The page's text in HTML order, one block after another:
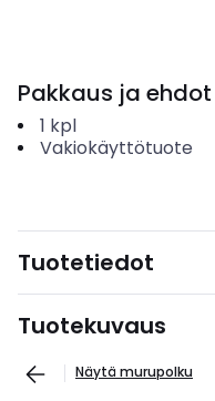
Pakkaus ja ehdot
1 kpl
Vakiokäyttötuote
Tuotetiedot
Tuotekuvaus
Näytä murupolku